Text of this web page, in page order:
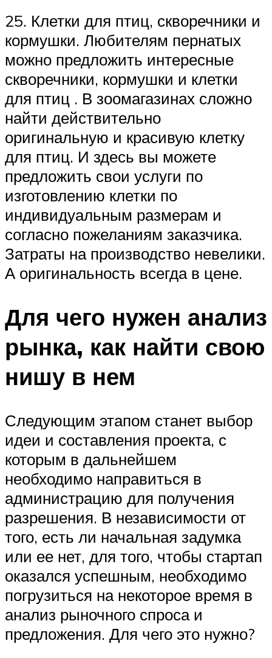
25. Клетки для птиц, скворечники и
кормушки. Любителям пернатых
можно предложить интересные
скворечники, кормушки и клетки
для птиц . В зоомагазинах сложно
найти действительно
оригинальную и красивую клетку
для птиц. И здесь вы можете
предложить свои услуги по
изготовлению клетки по
индивидуальным размерам и
согласно пожеланиям заказчика.
Затраты на производство невелики.
А оригинальность всегда в цене.
Для чего нужен анализ
рынка, как найти свою
нишу в нем
Следующим этапом станет выбор
идеи и составления проекта, с
которым в дальнейшем
необходимо направиться в
администрацию для получения
разрешения. В независимости от
того, есть ли начальная задумка
или ее нет, для того, чтобы стартап
оказался успешным, необходимо
погрузиться на некоторое время в
анализ рыночного спроса и
предложения. Для чего это нужно?